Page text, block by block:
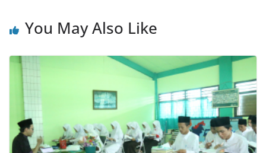
You May Also Like